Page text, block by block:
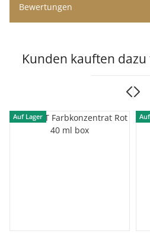
Bewertungen
Kunden kauften
Auf Lager